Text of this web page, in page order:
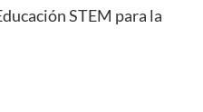
STEM para la